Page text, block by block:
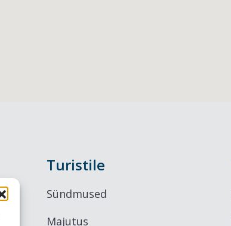
Turistile
Sündmused
Majutus